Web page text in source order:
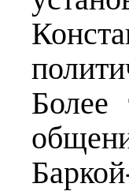
Более